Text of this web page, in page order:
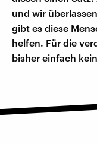
und wir
gibt es diese
helfen. Für die
bisher einfach